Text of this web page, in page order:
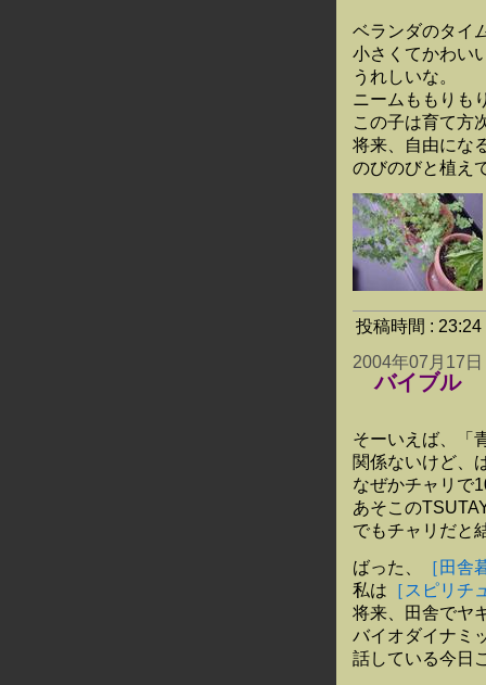
ベランダのタイ
小さくてかわい
うれしいな。
ニームももりも
この子は育て方
将来、自由にな
のびのびと植え
投稿時間 :
2004年07月17日
バイブル
そーいえば、「
関係ないけど、
なぜかチャリで
あそこの
でもチャリだと
ばった、
［田舎
私は ［スピリチ
将来、田舎でヤ
バイオダイナミ
話している今日